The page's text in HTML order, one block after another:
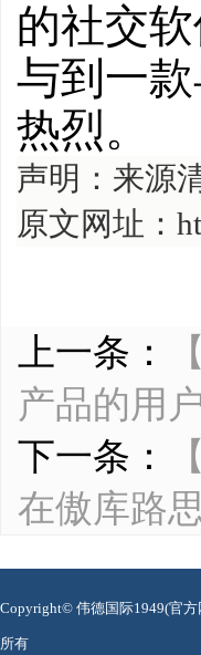
的社交
与到一
热烈。
声明：来源
原文网址：
上一条：
产品的用
下一条：
在傲库路
Copyright© 伟德国际1949(官方
所有